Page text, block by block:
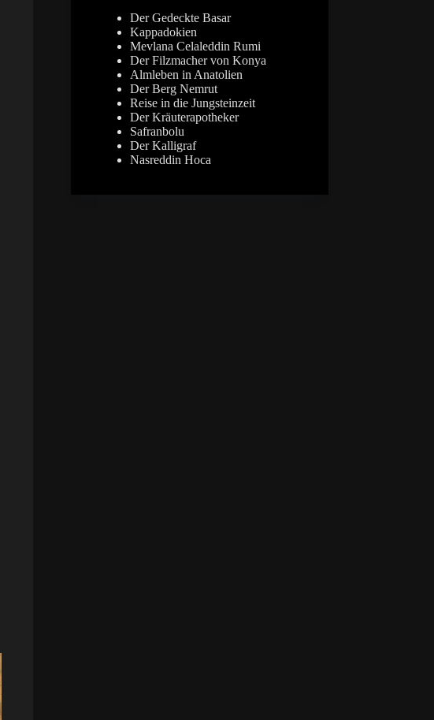
Der Gedeckte Basar
Kappadokien
Mevlana Celaleddin Rumi
Der Filzmacher von Konya
Almleben in Anatolien
Der Berg Nemrut
Reise in die Jungsteinzeit
Der Kräuterapotheker
Safranbolu
Der Kalligraf
Nasreddin Hoca